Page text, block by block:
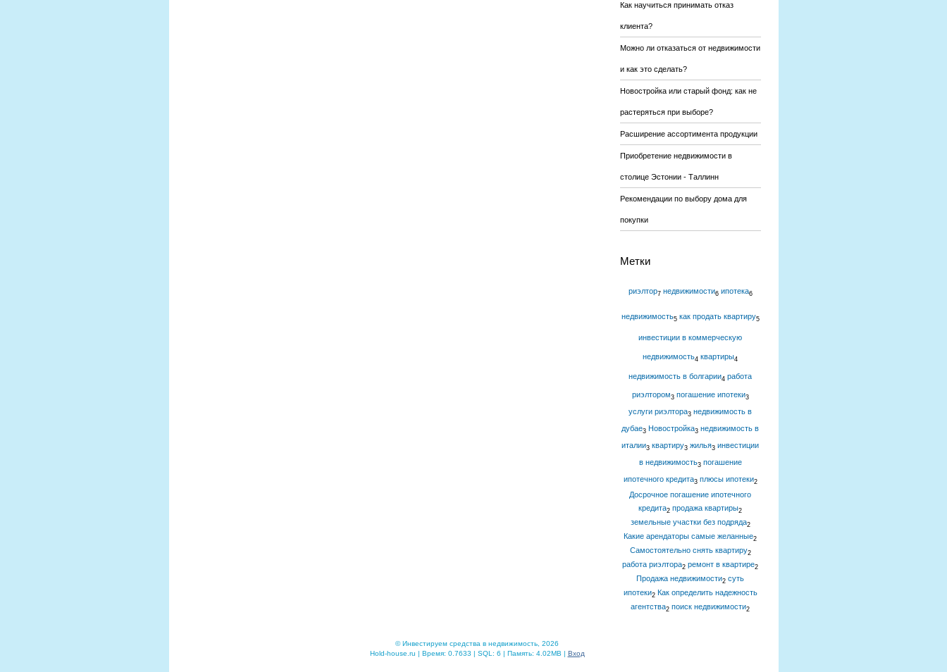
Как научиться принимать отказ
клиента?
Можно ли отказаться от недвижимости
и как это сделать?
Новостройка или старый фонд: как не
растеряться при выборе?
Расширение ассортимента продукции
Приобретение недвижимости в
столице Эстонии - Таллинн
Рекомендации по выбору дома для
покупки
Метки
риэлтор7 недвижимости6 ипотека6
недвижимость5 как продать квартиру5
инвестиции в коммерческую
недвижимость4 квартиры4
недвижимость в болгарии4 работа
риэлтором3 погашение ипотеки3
услуги риэлтора3 недвижимость в
дубае3 Новостройка3 недвижимость в
италии3 квартиру3 жилья3 инвестиции
в недвижимость3 погашение
ипотечного кредита3 плюсы ипотеки2
Досрочное погашение ипотечного
кредита2 продажа квартиры2
земельные участки без подряда2
Какие арендаторы самые желанные2
Самостоятельно снять квартиру2
работа риэлтора2 ремонт в квартире2
Продажа недвижимости2 суть
ипотеки2 Как определить надежность
агентства2 поиск недвижимости2
© Инвестируем средства в недвижимость, 2026
Hold-house.ru | Время: 0.7633 | SQL: 6 | Память: 4.02MB | Вход